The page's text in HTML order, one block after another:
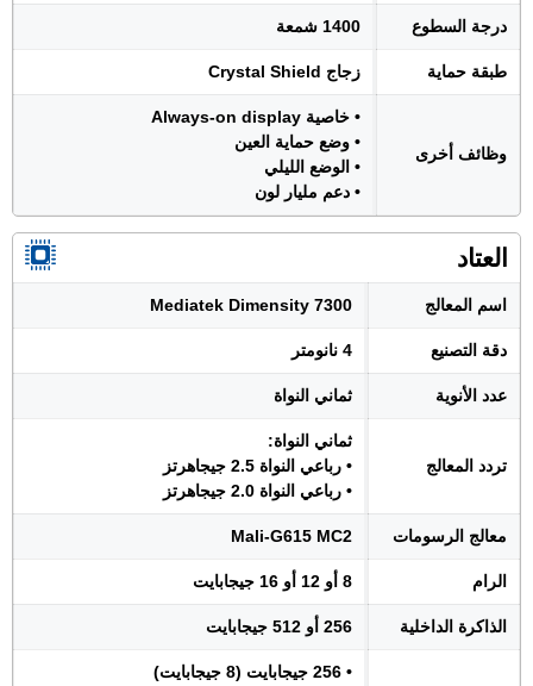
درجة السطوع 1400 شمعة
طبقة حماية زجاج Crystal Shield
وظائف أخرى
• خاصية Always-on display
• وضع حماية العين
• الوضع الليلي
• دعم مليار لون
العتاد
اسم المعالج Mediatek Dimensity 7300
دقة التصنيع 4 نانومتر
عدد الأنوية ثماني النواة
تردد المعالج
ثماني النواة:
• رباعي النواة 2.5 جيجاهرتز
• رباعي النواة 2.0 جيجاهرتز
معالج الرسومات Mali-G615 MC2
الرام 8 أو 12 أو 16 جيجابايت
الذاكرة الداخلية 256 أو 512 جيجابايت
• 256 جيجابايت (8 جيجابايت)